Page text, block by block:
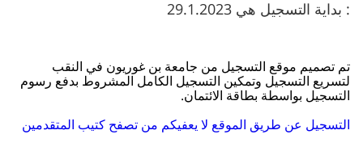
: ​بداية التسجيل هي ​29.1.2023
​تم تصميم موقع التسجيل من جامعة بن غوريون في النقب
لتسريع التسجيل وتمكين التسجيل الكامل المشروط بدفع رسوم
التسجيل بواسطة بطاقة الائتمان.
​التسجيل عن طريق الموقع لا يعفيكم من تصفح كتيب المتقدمين